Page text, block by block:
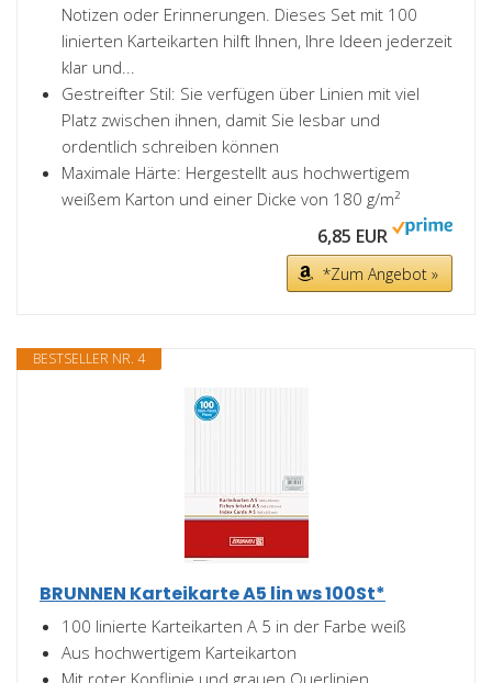
Notizen oder Erinnerungen. Dieses Set mit 100
linierten Karteikarten hilft Ihnen, Ihre Ideen jederzeit
klar und...
Gestreifter Stil: Sie verfügen über Linien mit viel
Platz zwischen ihnen, damit Sie lesbar und
ordentlich schreiben können
Maximale Härte: Hergestellt aus hochwertigem
weißem Karton und einer Dicke von 180 g/m²
6,85 EUR
*Zum Angebot »
BESTSELLER NR. 4
BRUNNEN Karteikarte A5 lin ws 100St*
100 linierte Karteikarten A 5 in der Farbe weiß
Aus hochwertigem Karteikarton
Mit roter Kopflinie und grauen Querlinien